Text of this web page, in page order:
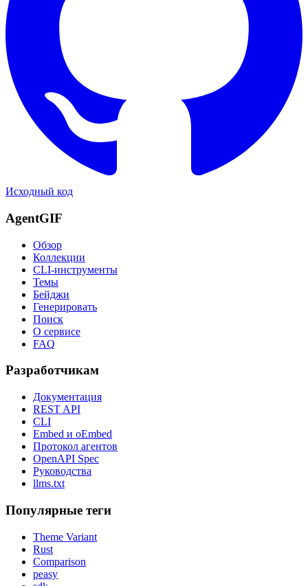
Исходный код
AgentGIF
Обзор
Коллекции
CLI-инструменты
Темы
Бейджи
Генерировать
Поиск
О сервисе
FAQ
Разработчикам
Документация
REST API
CLI
Embed и oEmbed
Протокол агентов
OpenAPI Spec
Руководства
llms.txt
Популярные теги
Theme Variant
Rust
Comparison
peasy